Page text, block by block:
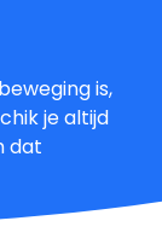
is,
je altijd
dat